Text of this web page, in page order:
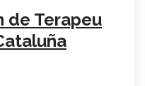
de Terapeu